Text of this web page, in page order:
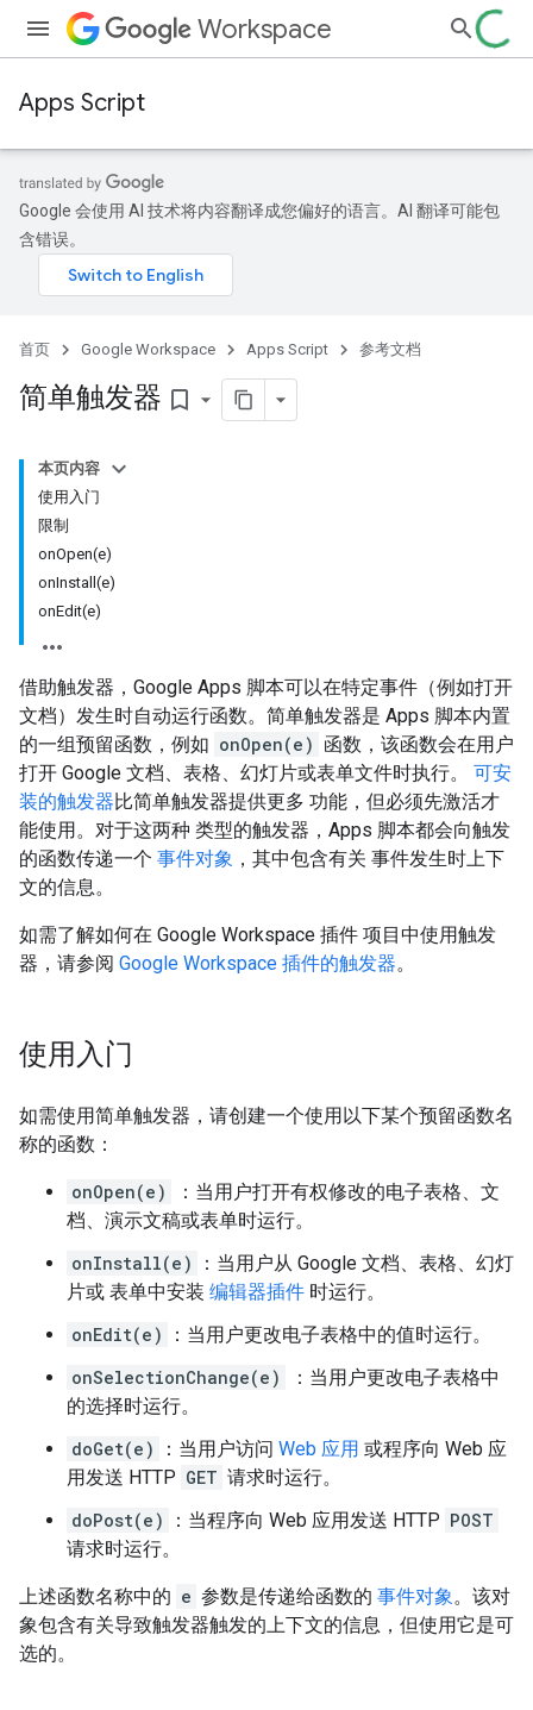
Workspace
Apps Script
Google 会使用 AI 技术将内容翻译成您偏好的语言。AI 翻译可能包
含错误。
首页 Google Workspace Apps Script 参考文档
简单触发器 bookmark_border
本页内容
使用入门
限制
onOpen(e)
onInstall(e)
onEdit(e)
借助触发器，Google Apps 脚本可以在特定事件（例如打开
文档）发生时自动运行函数。简单触发器是 Apps 脚本内置
的一组预留函数，例如 onOpen(e) 函数，该函数会在用户
打开 Google 文档、表格、幻灯片或表单文件时执行。 可安
装的触发器比简单触发器提供更多 功能，但必须先激活才
能使用。对于这两种 类型的触发器，Apps 脚本都会向触发
的函数传递一个 事件对象 ，其中包含有关 事件发生时上下
文的信息。
如需了解如何在 Google Workspace 插件 项目中使用触发
器，请参阅 Google Workspace 插件的触发器。
使用入门
如需使用简单触发器，请创建一个使用以下某个预留函数名
称的函数：
onOpen(e)
：当用户打开有权修改的电子表格、文
档、演示文稿或表单时运行。
onInstall(e)
：当用户从 Google 文档、表格、幻灯
片或 表单中安装 编辑器插件 时运行。
onEdit(e)
：当用户更改电子表格中的值时运行。
onSelectionChange(e)
：当用户更改电子表格中
的选择时运行。
doGet(e)
：当用户访问 Web 应用 或程序向 Web 应
用发送 HTTP GET 请求时运行。
doPost(e)
：当程序向 Web 应用发送 HTTP POST
请求时运行。
上述函数名称中的 e 参数是传递给函数的 事件对象。该对
象包含有关导致触发器触发的上下文的信息，但使用它是可
选的。